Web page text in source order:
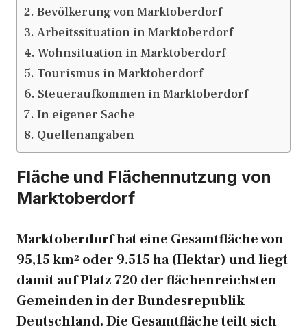
Bevölkerung von Marktoberdorf
Arbeitssituation in Marktoberdorf
Wohnsituation in Marktoberdorf
Tourismus in Marktoberdorf
Steueraufkommen in Marktoberdorf
In eigener Sache
Quellenangaben
Fläche und Flächennutzung von
Marktoberdorf
Marktoberdorf hat eine Gesamtfläche von
95,15 km² oder 9.515 ha (Hektar) und liegt
damit auf Platz 720 der flächenreichsten
Gemeinden in der Bundesrepublik
Deutschland. Die Gesamtfläche teilt sich